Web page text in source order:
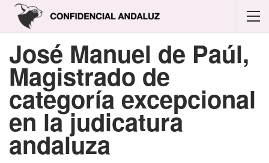
José Manuel de Paúl,
Magistrado de
categoría excepcional
en la judicatura
andaluza